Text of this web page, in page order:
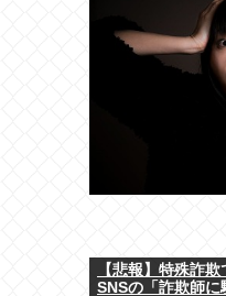
【悲報】特殊詐
SNSの「詐欺師に